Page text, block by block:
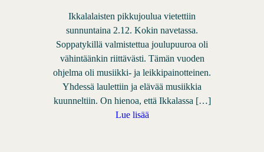
Ikkalalaisten pikkujoulua vietettiin
sunnuntaina 2.12. Kokin navetassa.
Soppatykillä valmistettua joulupuuroa oli
vähintäänkin riittävästi. Tämän vuoden
ohjelma oli musiikki- ja leikkipainotteinen.
Yhdessä laulettiin ja elävää musiikkia
kuunneltiin. On hienoa, että Ikkalassa […]
Lue lisää